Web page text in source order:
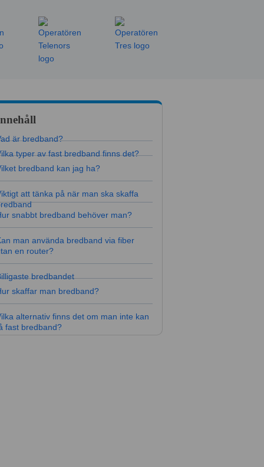
är bredband?
typer av fast bredband finns det?
bredband kan jag ha?
att tänka på när man ska skaffa
snabbt bredband behöver man?
man använda bredband via fiber
en router?
bredbandet
skaffar man bredband?
alternativ finns det om man inte kan
fast bredband?